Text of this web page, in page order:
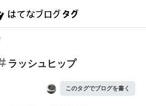
ラッシュヒップ
このタグでブログを書く